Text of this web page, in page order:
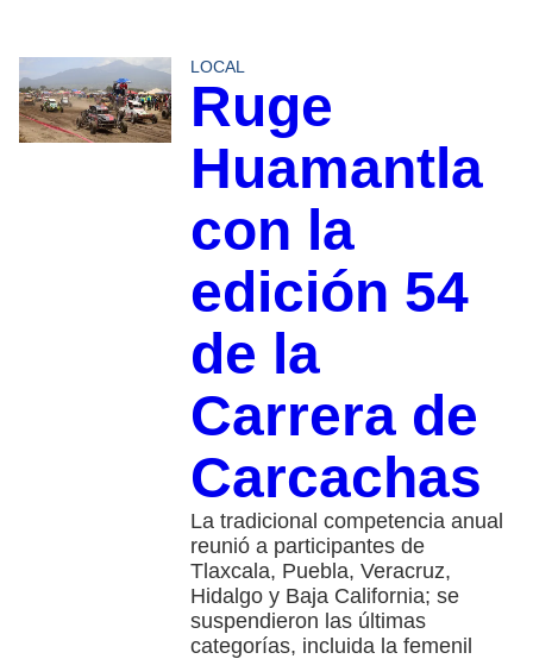
LOCAL
Ruge
Huamantla
con la
edición 54
de la
Carrera de
Carcachas
La tradicional competencia anual
reunió a participantes de
Tlaxcala, Puebla, Veracruz,
Hidalgo y Baja California; se
suspendieron las últimas
categorías, incluida la femenil